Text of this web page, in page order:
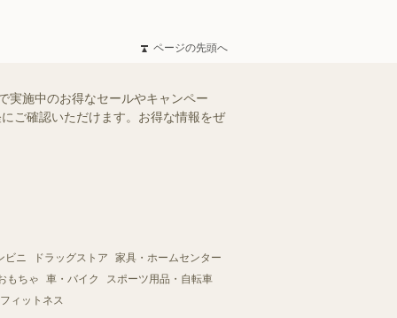
ページの先頭へ
実施中のお得なセールやキャンペー
ご確認いただけます。お得な情報をぜ
ビニ ドラッグストア
家具・ホームセンター
もちゃ
車・バイク
スポーツ用品・自転車
ィットネス